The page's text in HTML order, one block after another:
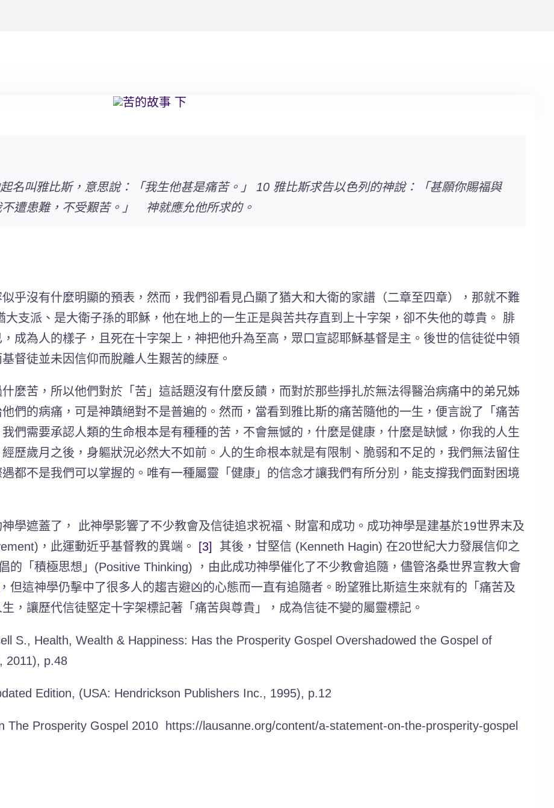
名叫雅比斯，意思說：「我生他甚是痛苦。」 10 雅比斯求告以色列的神說：「甚願你賜福與
遭患難，不受艱苦。」 神就應允他所求的。
乎沒有什麼明顯的預表，然而，我們卻看見凸顯了猶大和大衛的家譜（二章至四章），那就不難
支派、是大衛子孫的耶穌，他在地上的一生正是與苦共存直到上十字架，卻不失他的尊貴。 腓
成為人的樣子，且死在十字架上，神把他升為至高，眾口宣認耶穌基督是主。 後世的信徒從中領
督徒並未因信仰而脫離人生艱苦的練歷。
麼苦，所以他們對於「苦」這話題沒有什麼反饋，而對於那些掙扎於無法得醫治病痛中的弟兄姊
們的病痛，可是神蹟絕對不是普遍的。然而，當看到雅比斯的痛苦隨他的一生，便言說了「痛苦
們需要承認人類的生命根本是有種種的苦，不會無憾的，什麼是健康，什麼是缺憾，你我的人生
歷歲月之後，身軀狀況必然大不如前。人的生命根本就是有限制、脆弱和不足的，我們無法留住
都不是我們可以掌握的。 唯有一種屬靈「健康」的信念才讓我們有所分別，能支撐我們面對困境
學遮蓋了， 此神學影響了不少教會及信徒追求祝福、財富和成功。成功神學是建基於19世界末及
，此運動近乎基督教的異端。
[3]
其後，甘堅信 (Kenneth Hagin) 在20世紀大力發展信仰之
的「積極思想」(Positive Thinking) ，由此成功神學催化了不少教會追隨，儘管洛桑世界宣教大會
，但這神學仍擊中了很多人的趨吉避凶的心態而一直有追隨者。 盼望雅比斯這生來就有的「痛苦及
，讓歷代信徒堅定十字架標記著「痛苦與尊貴」，成為信徒不變的屬靈標記。
S., Health, Wealth & Happiness: Has the Prosperity Gospel Overshadowed the Gospel of
2011), p.48
Edition, (USA: Hendrickson Publishers Inc., 1995), p.12
The Prosperity Gospel 2010 https://lausanne.org/content/a-statement-on-the-prosperity-gospel